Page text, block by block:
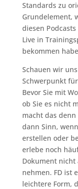
Standards zu
Grundelement,
diesen
Live in
bekommen
Schauen wir
Schwerpunkt
Bevor Sie mit
ob Sie es nicht
macht das
dann Sinn,
erstellen oder
erlebe noch
Dokument
nehmen. FD ist
leichtere Form,